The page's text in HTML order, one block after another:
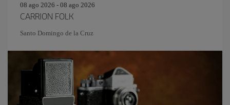
08 ago 2026 - 08 ago 2026
CARRION FOLK
Santo Domingo de la Cruz